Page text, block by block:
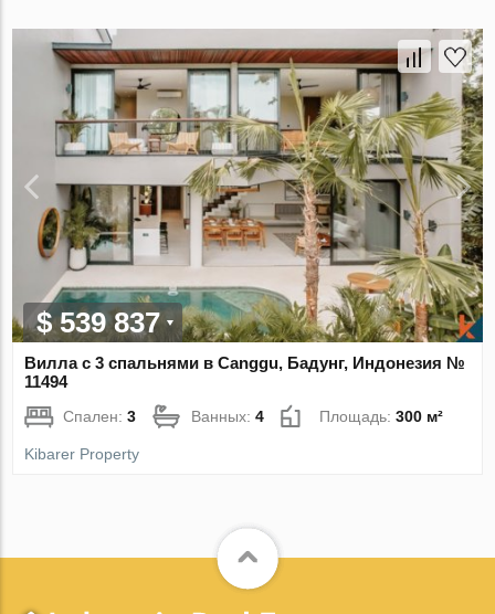
$ 539 837
Вилла с 3 спальнями в Canggu, Бадунг, Индонезия №
11494
Спален:3 Ванных:4 Площадь:300 м²
Kibarer Property